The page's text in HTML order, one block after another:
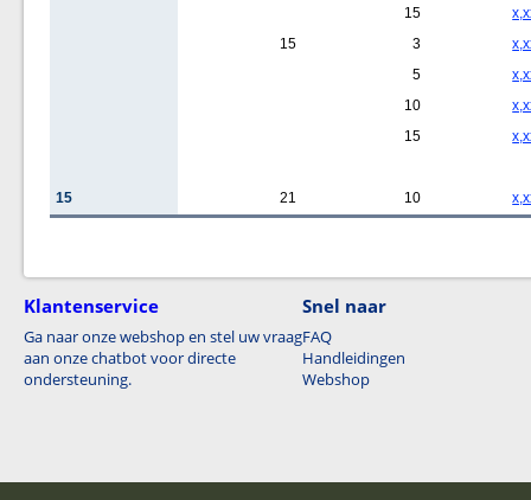
15
15
3
5
10
15
15 21 10
Klantenservice
Ga naar onze webshop en stel uw vraag
aan onze chatbot voor directe
ondersteuning.
Snel naar
FAQ
Handleidingen
Webshop